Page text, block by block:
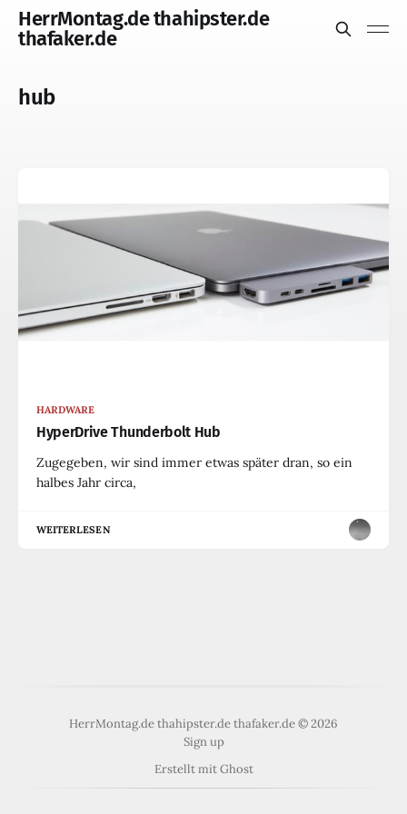
HerrMontag.de thahipster.de
thafaker.de
hub
HARDWARE
HyperDrive Thunderbolt Hub
Zugegeben, wir sind immer etwas später dran, so ein
halbes Jahr circa,
WEITERLESEN
HerrMontag.de thahipster.de thafaker.de © 2026
Sign up
Erstellt mitGhost